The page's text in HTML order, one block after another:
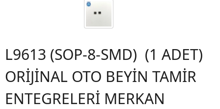
L9613 (SOP-8-SMD) (1 ADET)
ORİJİNAL OTO BEYİN TAMİR
ENTEGRELERİ MERKAN